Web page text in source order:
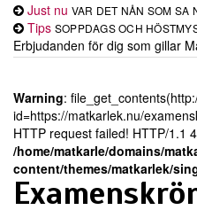
Just nu VAR DET NÅN SOM SA
Tips SOPPDAGS OCH
Erbjudanden för dig som gillar
Warning:
id=https://matkarlek.nu/
HTTP request failed! HTTP/1.1
/home/matkarle/domains/
content/themes/matkarlek/